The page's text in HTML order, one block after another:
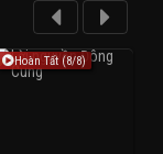
Hoàn Tất (8/8)